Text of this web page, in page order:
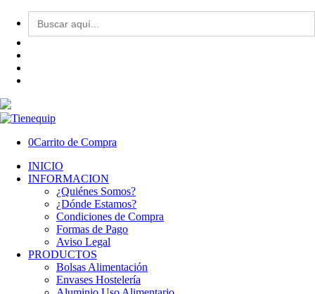
Buscar:
0Carrito de Compra
INICIO
INFORMACION
¿Quiénes Somos?
¿Dónde Estamos?
Condiciones de Compra
Formas de Pago
Aviso Legal
PRODUCTOS
Bolsas Alimentación
Envases Hostelería